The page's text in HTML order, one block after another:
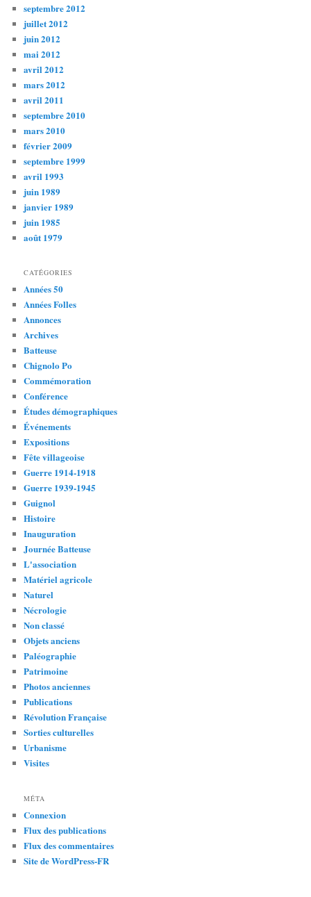
septembre 2012
juillet 2012
juin 2012
mai 2012
avril 2012
mars 2012
avril 2011
septembre 2010
mars 2010
février 2009
septembre 1999
avril 1993
juin 1989
janvier 1989
juin 1985
août 1979
CATÉGORIES
Années 50
Années Folles
Annonces
Archives
Batteuse
Chignolo Po
Commémoration
Conférence
Études démographiques
Événements
Expositions
Fête villageoise
Guerre 1914-1918
Guerre 1939-1945
Guignol
Histoire
Inauguration
Journée Batteuse
L'association
Matériel agricole
Naturel
Nécrologie
Non classé
Objets anciens
Paléographie
Patrimoine
Photos anciennes
Publications
Révolution Française
Sorties culturelles
Urbanisme
Visites
MÉTA
Connexion
Flux des publications
Flux des commentaires
Site de WordPress-FR